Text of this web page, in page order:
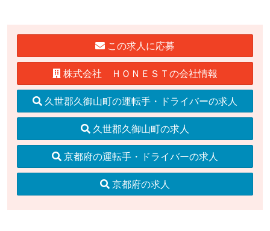
この求人に応募
株式会社 ＨＯＮＥＳＴの会社情報
久世郡久御山町の運転手・ドライバーの求人
久世郡久御山町の求人
京都府の運転手・ドライバーの求人
京都府の求人